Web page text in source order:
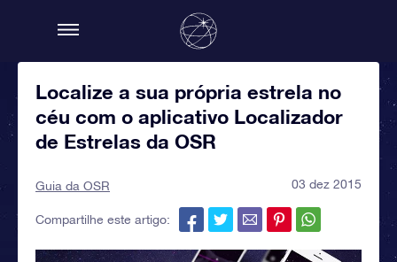
Localize a sua própria estrela no
céu com o aplicativo Localizador
de Estrelas da OSR
Guia da OSR 03 dez 2015
Compartilhe este artigo: